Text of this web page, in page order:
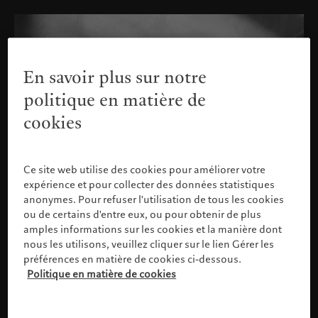
Veuillez confirmer votre profil
En savoir plus sur notre
politique en matière de
cookies
Ce site web utilise des cookies pour améliorer votre
expérience et pour collecter des données statistiques
anonymes. Pour refuser l'utilisation de tous les cookies
ou de certains d'entre eux, ou pour obtenir de plus
amples informations sur les cookies et la manière dont
nous les utilisons, veuillez cliquer sur le lien Gérer les
préférences en matière de cookies ci-dessous.
Politique en matière de cookies